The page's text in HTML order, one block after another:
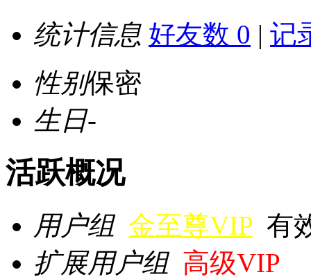
统计信息 好友数 0 | 记
性别保密
生日-
活跃概况
用户组 金至尊VIP 有
扩展用户组 高级VIP